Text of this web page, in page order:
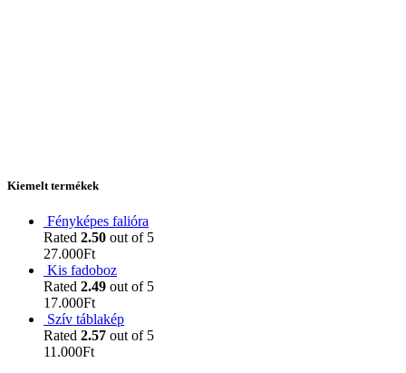
Kiemelt termékek
Fényképes falióra
Rated 2.50 out of 5
27.000Ft
Kis fadoboz
Rated 2.49 out of 5
17.000Ft
Szív táblakép
Rated 2.57 out of 5
11.000Ft